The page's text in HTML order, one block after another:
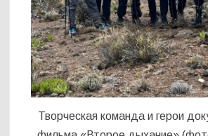
Творческая команда и герои